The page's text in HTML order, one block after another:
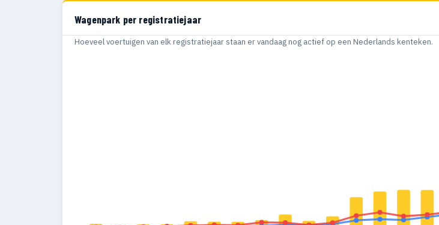
Wagenpark per registratiejaar
Hoeveel voertuigen van elk registratiejaar staan er vandaag nog actief op een Nederlands kenteken.